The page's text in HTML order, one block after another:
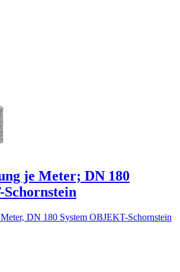
je Meter; DN 180
DN 180 System OBJEKT-Schornstein